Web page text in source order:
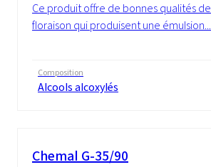
Ce produit offre de bonnes qualités de
floraison qui produisent une émulsion...
Composition
Alcools alcoxylés
Chemal G-35/90